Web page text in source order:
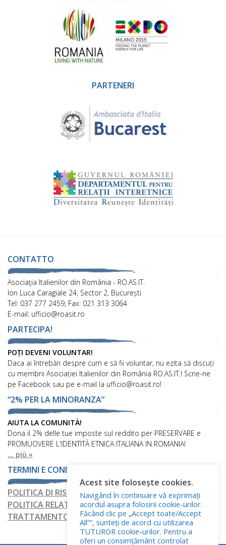
PARTENERI
CONTATTO
Asociaţia Italienilor din România - RO.AS.IT.
Ion Luca Caragiale 24, Sector 2, București
Tel: 037 277 2459, Fax: 021 313 3064
E-mail: ufficio@roasit.ro
PARTECIPA!
POȚI DEVENI VOLUNTAR!
Daca ai întrebări despre cum e să fii voluntar, nu ezita să discuți
cu membrii Asociației Italienilor din România RO.AS.IT.! Scrie-ne
pe Facebook sau pe e-mail la ufficio@roasit.ro!
“2% PER LA MINORANZA”
AIUTA LA COMUNITÀ!
Dona il 2% delle tue imposte sul reddito per PRESERVARE e
PROMUOVERE L'IDENTITÀ ETNICA ITALIANA IN ROMANIA!
... più »
TERMINI E CONDIZIONI
POLITICA DI RISERVATEZZA
POLITICA RELATIVA AI FILE COOKIE
TRATTAMENTO DEI DATI PERSONALI
Acest site folosește cookies.
Navigând în continuare vă exprimați
acordul asupra folosirii cookie-urilor.
Făcând clic pe „Accept toate/Accept
All””, sunteți de acord cu utilizarea
TUTUROR cookie-urilor. Pentru a
oferi un consimțământ controlat